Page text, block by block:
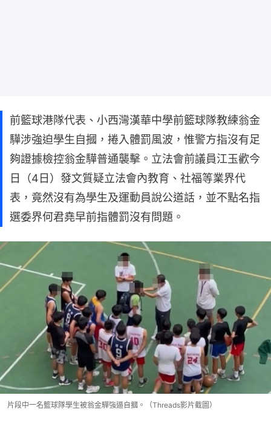
前籃球港隊代表、小西灣漢華中學前籃球隊教練翁金
驊涉強迫學生自摑，捲入體罰風波，惟警方指沒有足
夠證據檢控翁金驊普通襲擊。立法會前議員江玉歡今
日（4日）發文質疑立法會內教育、社福等業界代
表，竟然沒有為學生及運動員說公道話，並不點名指
選委界何君堯早前指體罰沒有問題。
片段中一名籃球隊學生被翁金驊強逼自摑。（Threads影片截圖）